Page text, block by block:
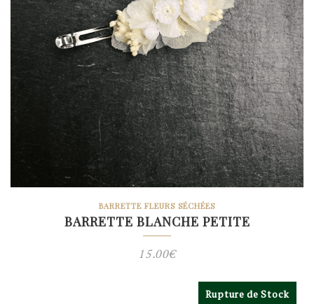
BARRETTE FLEURS SÉCHÉES
BARRETTE BLANCHE PETITE
15.00€
Rupture de Stock